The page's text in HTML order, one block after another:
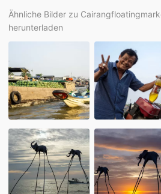
Ähnliche Bilder zu
herunterladen